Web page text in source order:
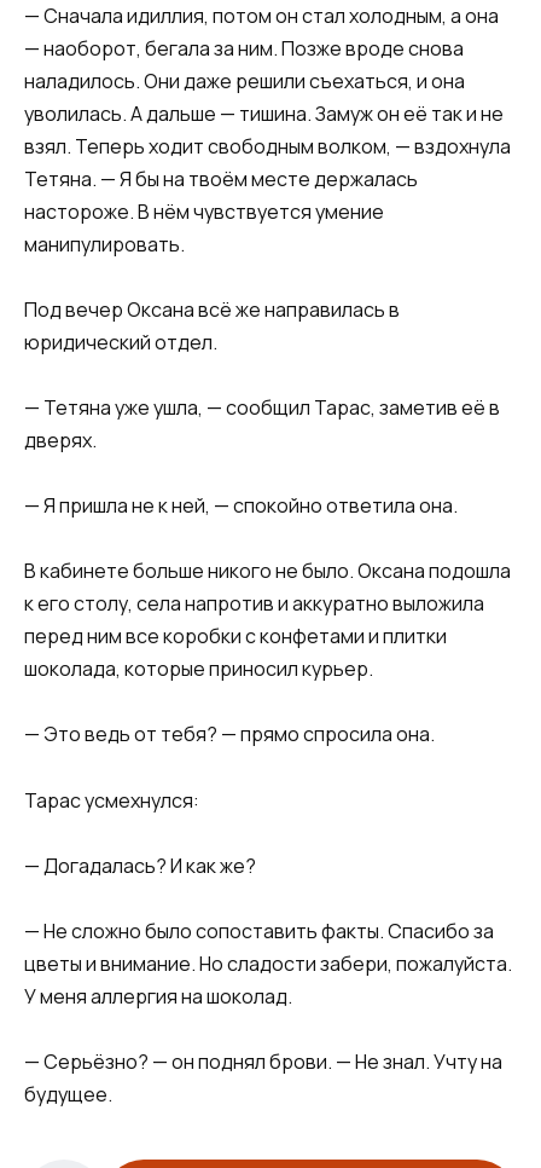
— Сначала идиллия, потом он стал холодным, а она
— наоборот, бегала за ним. Позже вроде снова
наладилось. Они даже решили съехаться, и она
уволилась. А дальше — тишина. Замуж он её так и не
взял. Теперь ходит свободным волком, — вздохнула
Тетяна. — Я бы на твоём месте держалась
настороже. В нём чувствуется умение
манипулировать.
Под вечер Оксана всё же направилась в
юридический отдел.
— Тетяна уже ушла, — сообщил Тарас, заметив её в
дверях.
— Я пришла не к ней, — спокойно ответила она.
В кабинете больше никого не было. Оксана подошла
к его столу, села напротив и аккуратно выложила
перед ним все коробки с конфетами и плитки
шоколада, которые приносил курьер.
— Это ведь от тебя? — прямо спросила она.
Тарас усмехнулся:
— Догадалась? И как же?
— Не сложно было сопоставить факты. Спасибо за
цветы и внимание. Но сладости забери, пожалуйста.
У меня аллергия на шоколад.
— Серьёзно? — он поднял брови. — Не знал. Учту на
будущее.